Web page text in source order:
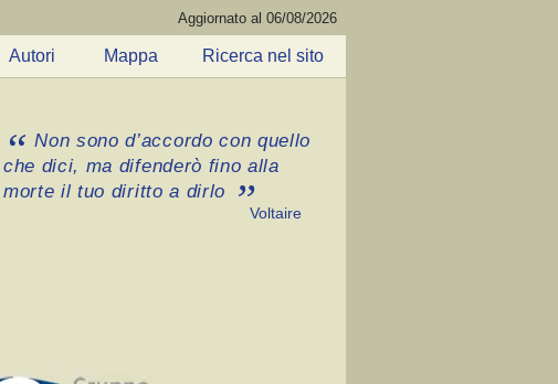
Aggiornato al 06/08/2026
Autori Mappa Ricerca nel sito
Non sono d’accordo con quello
che dici, ma difenderò fino alla
morte il tuo diritto a dirlo
Voltaire